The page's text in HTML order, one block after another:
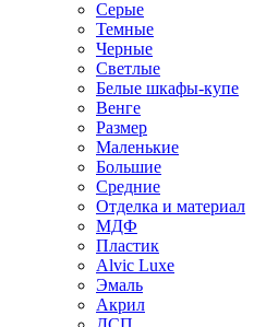
Серые
Темные
Черные
Светлые
Белые шкафы-купе
Венге
Размер
Маленькие
Большие
Средние
Отделка и материал
МДФ
Пластик
Alvic Luxe
Эмаль
Акрил